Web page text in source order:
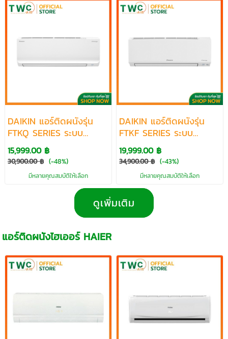
DAIKIN แอร์ติดผนังรุ่น
FTKQ SERIES ระบบ
INVERTER ขนาด 9200-
20500 BTU
15,999.00 ฿
30,900.00 ฿ (-48%)
มีหลายคุณสมบัติให้เลือก
DAIKIN แอร์ติดผนังรุ่น
FTKF SERIES ระบบ
INVERTER ขนาด 9200-
24200 BTU
19,999.00 ฿
34,900.00 ฿ (-43%)
มีหลายคุณสมบัติให้เลือก
ดูเพิ่มเติม
แอร์ติดผนังไฮเออร์ HAIER